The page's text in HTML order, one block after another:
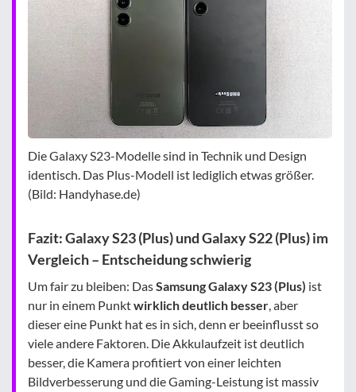
Die Galaxy S23-Modelle sind in Technik und Design
identisch. Das Plus-Modell ist lediglich etwas größer.
(Bild: Handyhase.de)
Fazit: Galaxy S23 (Plus) und Galaxy S22 (Plus) im
Vergleich – Entscheidung schwierig
Um fair zu bleiben: DasSamsung Galaxy S23 (Plus) ist
nur in einem Punktwirklich deutlich besser, aber
dieser eine Punkt hat es in sich, denn er beeinflusst so
viele andere Faktoren. Die Akkulaufzeit ist deutlich
besser, die Kamera profitiert von einer leichten
Bildverbesserung und die Gaming-Leistung ist massiv